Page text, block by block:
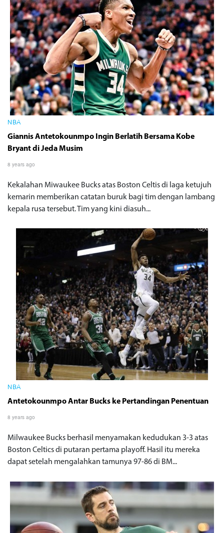
NBA
Giannis Antetokounmpo Ingin Berlatih Bersama Kobe
Bryant di Jeda Musim
8 years ago
Kekalahan Miwaukee Bucks atas Boston Celtis di laga ketujuh
kemarin memberikan catatan buruk bagi tim dengan lambang
kepala rusa tersebut. Tim yang kini diasuh...
NBA
Antetokounmpo Antar Bucks ke Pertandingan Penentuan
8 years ago
Milwaukee Bucks berhasil menyamakan kedudukan 3-3 atas
Boston Celtics di putaran pertama playoff. Hasil itu mereka
dapat setelah mengalahkan tamunya 97-86 di BM...